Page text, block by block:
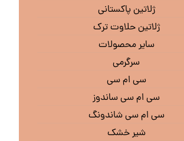
ژلاتین پاکستانی
ژلاتین حلاوت ترک
سایر محصولات
سرگرمی
سی ام سی
سی ام سی ساندوز
سی ام سی شاندونگ
شیر خشک